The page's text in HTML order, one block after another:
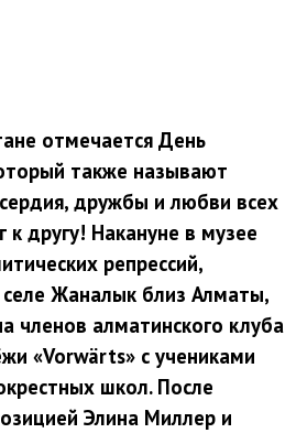
отмечается День
также называют
дружбы и любви всех
к другу! Накануне в музее
репрессий,
Жаналык близ Алматы,
членов алматинского клуба
«Vorwärts» с учениками
школ. После
Элина Миллер и